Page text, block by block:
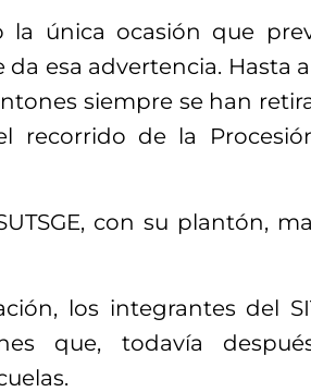
la única ocasión que
esa advertencia. Hasta
siempre se han
recorrido de la
con su plantón,
los integrantes del
que, todavía